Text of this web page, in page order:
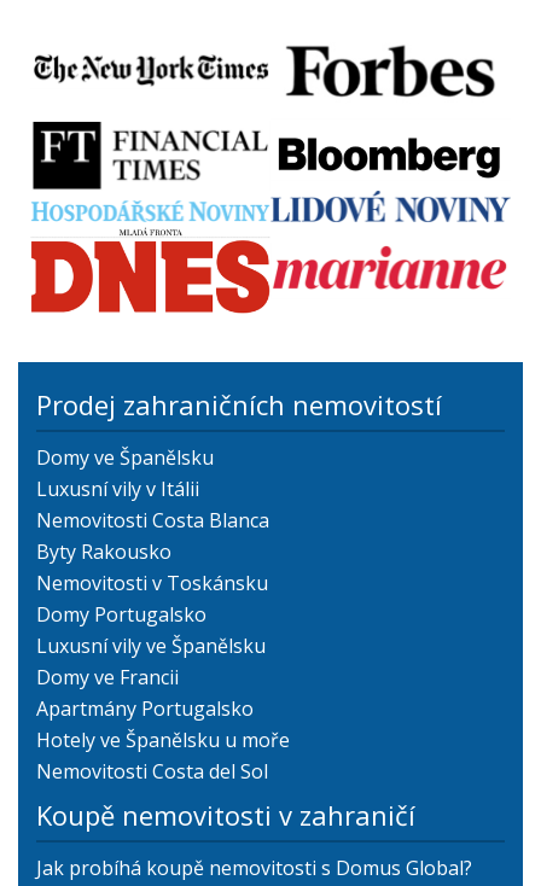
Prodej zahraničních nemovitostí
Domy ve Španělsku
Luxusní vily v Itálii
Nemovitosti Costa Blanca
Byty Rakousko
Nemovitosti v Toskánsku
Domy Portugalsko
Luxusní vily ve Španělsku
Domy ve Francii
Apartmány Portugalsko
Hotely ve Španělsku u moře
Nemovitosti Costa del Sol
Koupě nemovitosti v zahraničí
Jak probíhá koupě nemovitosti s Domus Global?